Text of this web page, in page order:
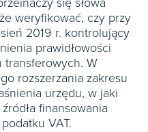
się słowa
weryfikować, czy przy
2019 r. kontrolujący
prawidłowości
transferowych. W
rozszerzania zakresu
urzędu, w jaki
finansowania
VAT.